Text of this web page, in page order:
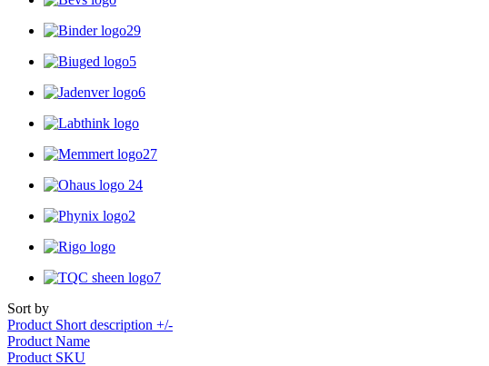
Sort by
Product Short description +/-
Product Name
Product SKU